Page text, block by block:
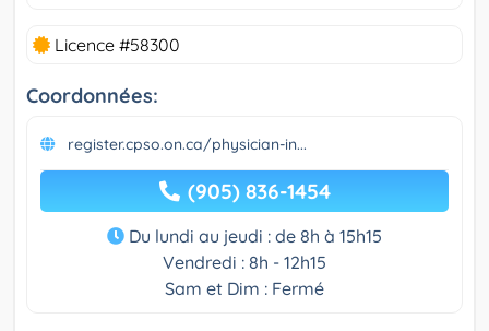
Licence #58300
Coordonnées:
register.cpso.on.ca/physician-in...
(905) 836-1454
Du lundi au jeudi : de 8h à 15h15
Vendredi : 8h - 12h15
Sam et Dim : Fermé